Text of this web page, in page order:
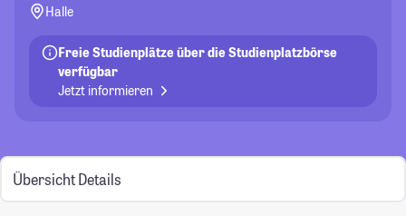
Halle
Freie Studienplätze über die Studienplatzbörse
verfügbar
Jetzt informieren
Übersicht Details